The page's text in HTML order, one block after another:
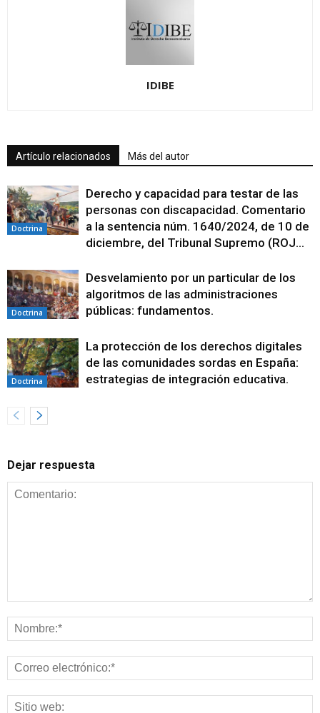
IDIBE
Artículo relacionados Más del autor
Doctrina
Derecho y capacidad para testar de las
personas con discapacidad. Comentario
a la sentencia núm. 1640/2024, de 10 de
diciembre, del Tribunal Supremo (ROJ...
Doctrina
Desvelamiento por un particular de los
algoritmos de las administraciones
públicas: fundamentos.
Doctrina
La protección de los derechos digitales
de las comunidades sordas en España:
estrategias de integración educativa.
Dejar respuesta